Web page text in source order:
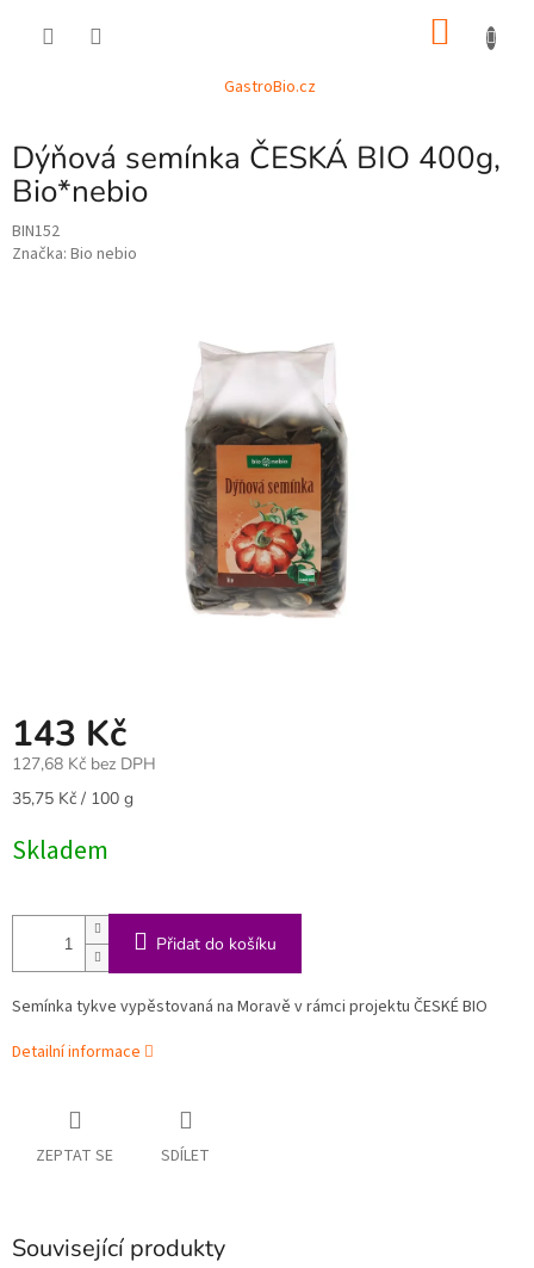
GastroBio.cz
Dýňová semínka ČESKÁ BIO 400g,
Bio*nebio
BIN152
Značka: Bio nebio
143 Kč
127,68 Kč bez DPH
Měrná
35,75 Kč / 100 g
Skladem
Přidat do košíku
Semínka tykve vypěstovaná na Moravě v rámci projektu ČESKÉ BIO
Detailní informace
ZEPTAT SE SDÍLET
Související produkty